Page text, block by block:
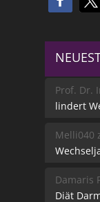
Prof. Dr.
lindert
Melli040
Damaris
Diät